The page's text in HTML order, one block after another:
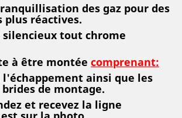
des gaz pour des
plus réactives.
tout chrome
à être montée comprenant:
l'échappement ainsi que les
de montage.
et recevez la ligne